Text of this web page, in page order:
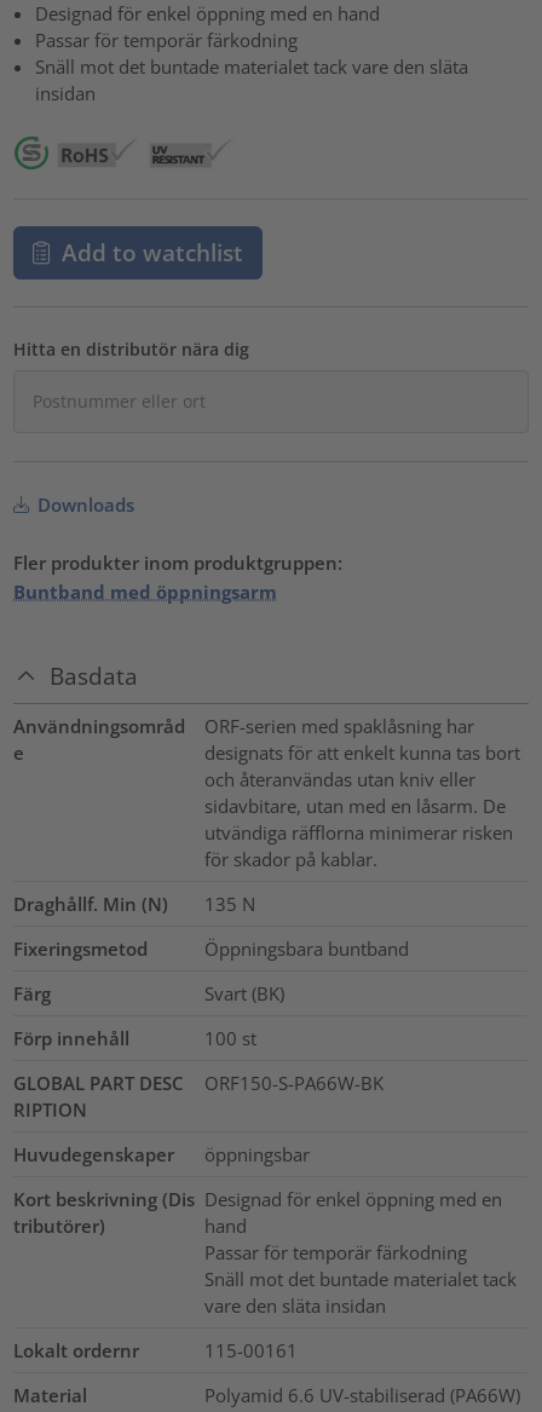
Designad för enkel öppning med en hand
Passar för temporär färkodning
Snäll mot det buntade materialet tack vare den släta
insidan
Add to watchlist
Hitta en distributör nära dig
Downloads
Fler produkter inom produktgruppen:
Buntband med öppningsarm
Basdata
Användningsområd
e
ORF-serien med spaklåsning har
designats för att enkelt kunna tas bort
och återanvändas utan kniv eller
sidavbitare, utan med en låsarm. De
utvändiga räfflorna minimerar risken
för skador på kablar.
Draghållf. Min (N)
135 N
Fixeringsmetod
Öppningsbara buntband
Färg
Svart (BK)
Förp innehåll
100 st
GLOBAL PART DESC
RIPTION
ORF150-S-PA66W-BK
Huvudegenskaper
öppningsbar
Kort beskrivning (Dis
tributörer)
Designad för enkel öppning med en
hand
Passar för temporär färkodning
Snäll mot det buntade materialet tack
vare den släta insidan
Lokalt ordernr
115-00161
Material
Polyamid 6.6 UV-stabiliserad (PA66W)